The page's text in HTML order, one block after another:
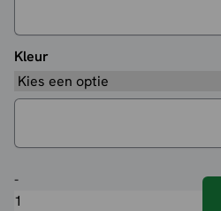
Kleur
-Eetkamerbank
België